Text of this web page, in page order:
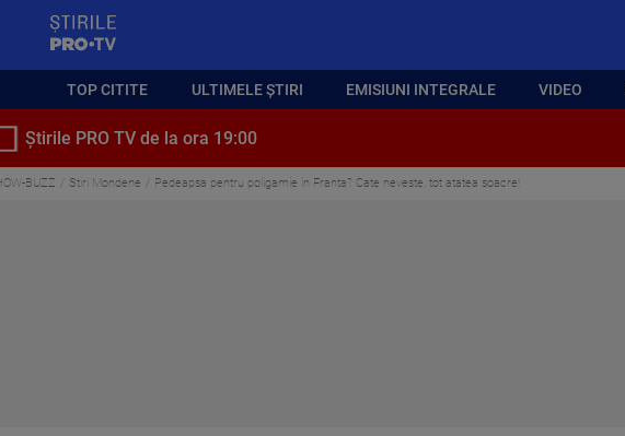
TOP CITITE ULTIMELE ȘTIRI EMISIUNI INTEGRALE VIDEO
Știrile PRO TV de la ora 19:00
BUZZ Stiri Mondene Pedeapsa pentru poligamie in Franta? Cate neveste, tot atatea soacre!